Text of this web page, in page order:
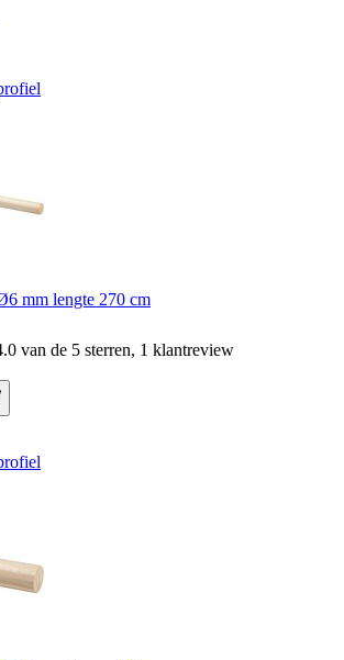
mm lengte 270 cm
van de 5 sterren, 1 klantreview